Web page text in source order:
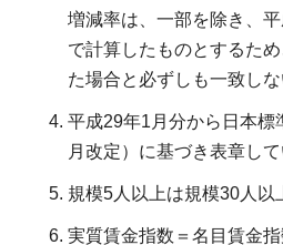
増減率は、一部を除き、
で計算したものとするた
た場合と必ずしも一致しな
平成29年1月分から日本標
月改定）に基づき表章して
規模5人以上は規模30人以
実質賃金指数＝名目賃金